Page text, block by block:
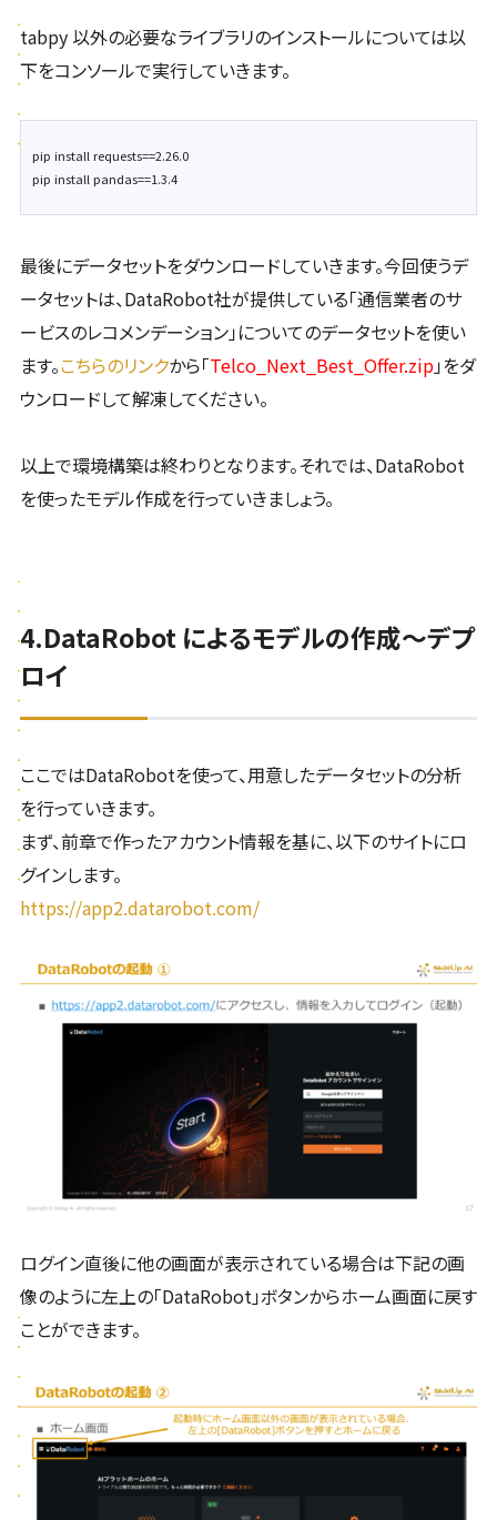
tabpy 以外の必要なライブラリのインストールについては以
下をコンソールで実行していきます。
pip install requests==2.26.0
pip install pandas==1.3.4
最後にデータセットをダウンロードしていきます。今回使うデ
ータセットは、DataRobot社が提供している「通信業者のサ
ービスのレコメンデーション」についてのデータセットを使い
ます。こちらのリンクから「Telco_Next_Best_Offer.zip」をダ
ウンロードして解凍してください。
以上で環境構築は終わりとなります。それでは、DataRobot
を使ったモデル作成を行っていきましょう。
4.DataRobot によるモデルの作成〜デプ
ロイ
ここではDataRobotを使って、用意したデータセットの分析
を行っていきます。
まず、前章で作ったアカウント情報を基に、以下のサイトにロ
グインします。
https://app2.datarobot.com/
ログイン直後に他の画面が表示されている場合は下記の画
像のように左上の「DataRobot」ボタンからホーム画面に戻す
ことができます。